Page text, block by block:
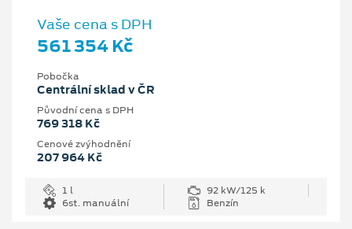
Vaše cena s DPH
561 354 Kč
Pobočka
Centrální sklad v ČR
Původní cena s DPH
769 318 Kč
Cenové zvýhodnění
207 964 Kč
1 l
92 kW/125 k
6st. manuální
Benzín